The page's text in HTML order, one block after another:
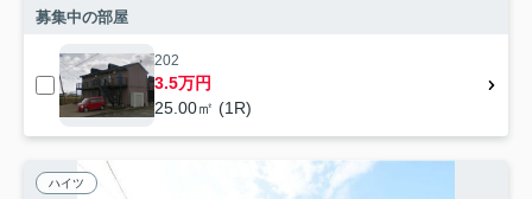
募集中の部屋
202
3.5万円
25.00㎡ (1R)
ハイツ